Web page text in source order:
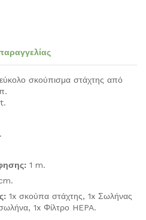
σκούπισμα στάχτης από
1 m.
1x σκούπα στάχτης, 1x Σωλήνας
1x Φίλτρο HEPA.